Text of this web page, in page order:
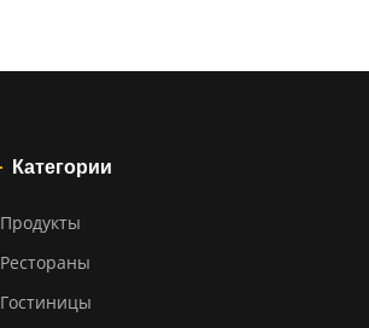
Категории
Продукты
Рестораны
Гостиницы